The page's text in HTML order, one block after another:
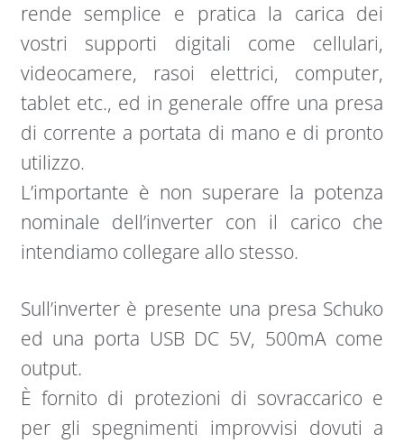
rende semplice e pratica la carica dei
vostri supporti digitali come cellulari,
videocamere, rasoi elettrici, computer,
tablet etc., ed in generale offre una presa
di corrente a portata di mano e di pronto
utilizzo.
L’importante è non superare la potenza
nominale dell’inverter con il carico che
intendiamo collegare allo stesso.
Sull’inverter è presente una presa Schuko
ed una porta USB DC 5V, 500mA come
output.
È fornito di protezioni di sovraccarico e
per gli spegnimenti improvvisi dovuti a